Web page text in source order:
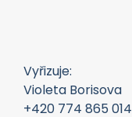
Vyřizuje:
Violeta Borisova
+420 774 865 014